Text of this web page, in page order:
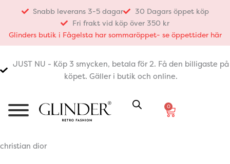
innehåll
Snabb leverans 3-5 dagar
30 Dagars öppet köp
Fri frakt vid köp över 350 kr
Glinders butik i Fågelsta har sommaröppet- se öppettider här
JUST NU - Köp 3 smycken, betala för 2. Få den billigaste på
köpet. Gäller i butik och online.
0
Varukorg
christian dior